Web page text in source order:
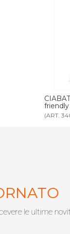
eco-
(ART.
le ultime